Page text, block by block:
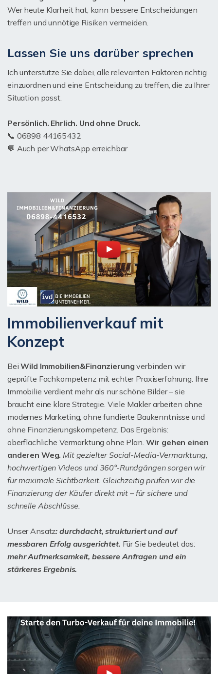
Wer heute Klarheit hat, kann bessere Entscheidungen
treffen und unnötige Risiken vermeiden.
Lassen Sie uns darüber sprechen
Ich unterstütze Sie dabei, alle relevanten Faktoren richtig
einzuordnen und eine Entscheidung zu treffen, die zu Ihrer
Situation passt.
Persönlich. Ehrlich. Und ohne Druck.
📞 06898 44165432
💬 Auch per WhatsApp erreichbar
Immobilienverkauf mit
Konzept
BeiWild Immobilien&Finanzierung verbinden wir
geprüfte Fachkompetenz mit echter Praxiserfahrung. Ihre
Immobilie verdient mehr als nur schöne Bilder – sie
braucht eine klare Strategie. Viele Makler arbeiten ohne
modernes Marketing, ohne fundierte Baukenntnisse und
ohne Finanzierungskompetenz. Das Ergebnis:
oberflächliche Vermarktung ohne Plan. Wir gehen einen
anderen Weg.Mit gezielter Social-Media-Vermarktung,
hochwertigen Videos und 360°-Rundgängen sorgen wir
für maximale Sichtbarkeit. Gleichzeitig prüfen wir die
Finanzierung der Käufer direkt mit – für sichere und
schnelle Abschlüsse.
Unser Ansatz: durchdacht, strukturiert und auf
messbaren Erfolg ausgerichtet. Für Sie bedeutet das:
mehr Aufmerksamkeit, bessere Anfragen und ein
stärkeres Ergebnis.